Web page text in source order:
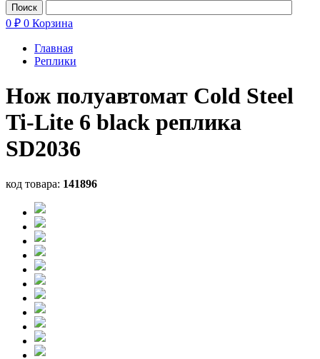
0 ₽ 0 Корзина
Главная
Реплики
Нож полуавтомат Cold Steel
Ti-Lite 6 black реплика
SD2036
код товара: 141896